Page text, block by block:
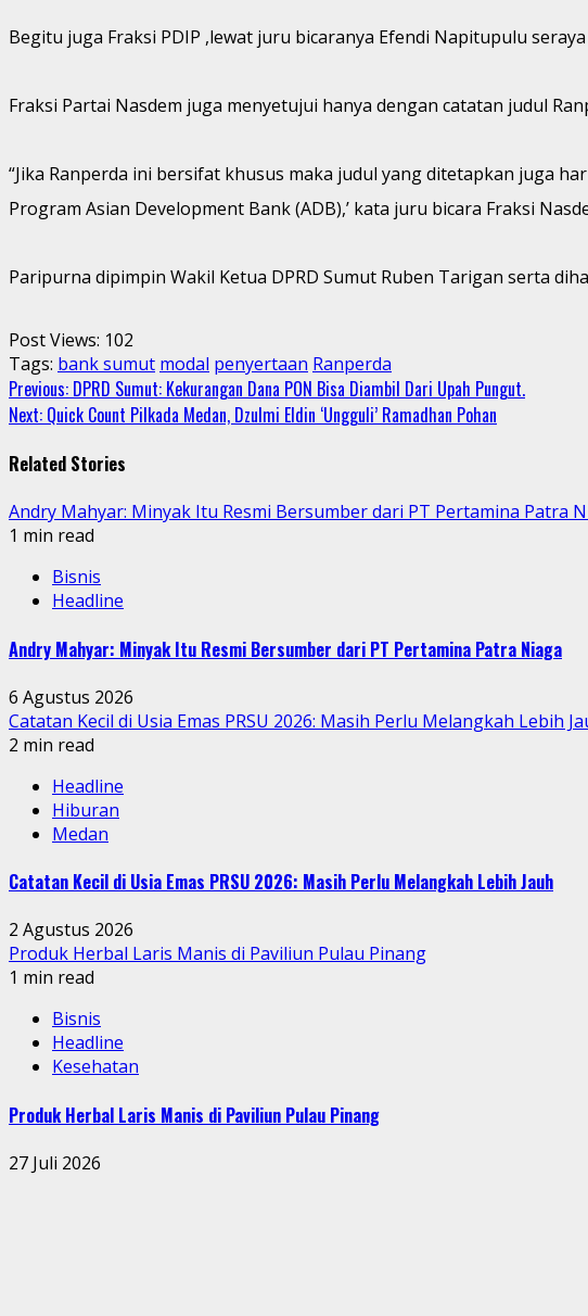
Begitu juga Fraksi PDIP ,lewat juru bicaranya Efendi Napitupulu
Fraksi Partai Nasdem juga menyetujui hanya dengan catatan judul
“Jika Ranperda ini bersifat khusus maka judul yang ditetapkan juga
Program Asian Development Bank (ADB),’ kata juru bicara Fraksi
Paripurna dipimpin Wakil Ketua DPRD Sumut Ruben Tarigan serta
Post Views: 102
Tags: bank sumut modal penyertaan Ranperda
Continue
Reading
Previous: DPRD Sumut: Kekurangan Dana PON Bisa Diambil Dari Upah Pungut.
Next: Quick Count Pilkada Medan, Dzulmi Eldin ‘Ungguli’ Ramadhan Pohan
Related Stories
Andry Mahyar: Minyak Itu Resmi Bersumber dari PT Pertamina Patra
1 min read
Bisnis
Headline
Andry Mahyar: Minyak Itu Resmi Bersumber dari PT Pertamina Patra Niaga
6 Agustus 2026
Catatan Kecil di Usia Emas PRSU 2026: Masih Perlu Melangkah Lebih
2 min read
Headline
Hiburan
Medan
Catatan Kecil di Usia Emas PRSU 2026: Masih Perlu Melangkah Lebih Jauh
2 Agustus 2026
Produk Herbal Laris Manis di Paviliun Pulau Pinang
1 min read
Bisnis
Headline
Kesehatan
Produk Herbal Laris Manis di Paviliun Pulau Pinang
27 Juli 2026